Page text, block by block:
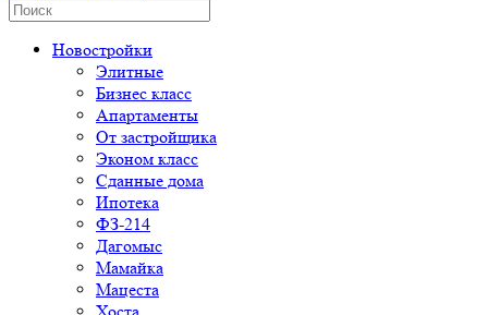
Новостройки
Элитные
Бизнес класс
Апартаменты
От застройщика
Эконом класс
Сданные дома
Ипотека
ФЗ-214
Дагомыс
Мамайка
Мацеста